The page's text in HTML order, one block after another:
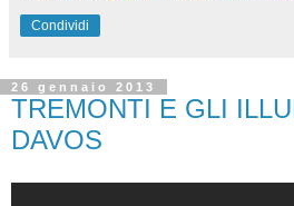
Condividi
26 gennaio 2013
TREMONTI E GLI
DAVOS